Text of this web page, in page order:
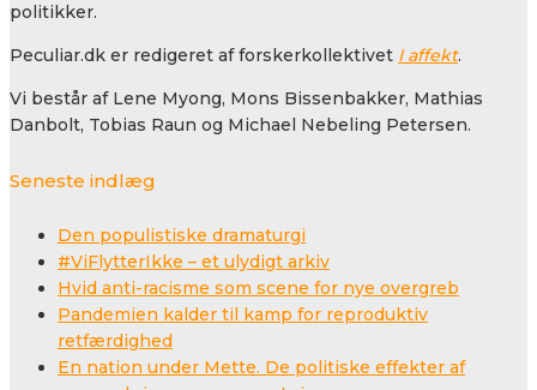
politikker.
Peculiar.dk er redigeret af forskerkollektivet I affekt.
Vi består af Lene Myong, Mons Bissenbakker, Mathias
Danbolt, Tobias Raun og Michael Nebeling Petersen.
Seneste indlæg
Den populistiske dramaturgi
#ViFlytterIkke – et ulydigt arkiv
Hvid anti-racisme som scene for nye overgreb
Pandemien kalder til kamp for reproduktiv
retfærdighed
En nation under Mette. De politiske effekter af